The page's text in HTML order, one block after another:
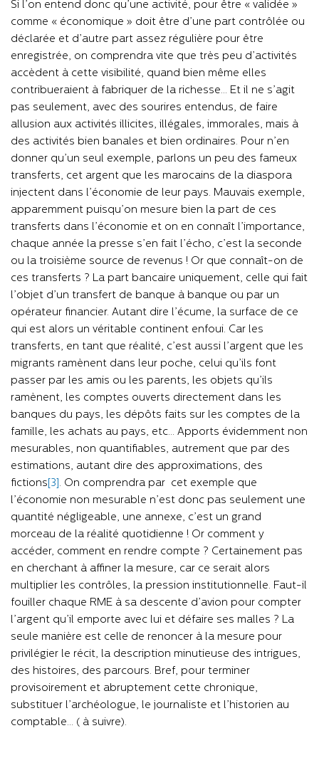
Si l’on entend donc qu’une activité, pour être « validée »
comme « économique » doit être d’une part contrôlée ou
déclarée et d’autre part assez régulière pour être
enregistrée, on comprendra vite que très peu d’activités
accèdent à cette visibilité, quand bien même elles
contribueraient à fabriquer de la richesse… Et il ne s’agit
pas seulement, avec des sourires entendus, de faire
allusion aux activités illicites, illégales, immorales, mais à
des activités bien banales et bien ordinaires. Pour n’en
donner qu’un seul exemple, parlons un peu des fameux
transferts, cet argent que les marocains de la diaspora
injectent dans l’économie de leur pays. Mauvais exemple,
apparemment puisqu’on mesure bien la part de ces
transferts dans l’économie et on en connaît l’importance,
chaque année la presse s’en fait l’écho, c’est la seconde
ou la troisième source de revenus ! Or que connaît-on de
ces transferts ? La part bancaire uniquement, celle qui fait
l’objet d’un transfert de banque à banque ou par un
opérateur financier. Autant dire l’écume, la surface de ce
qui est alors un véritable continent enfoui. Car les
transferts, en tant que réalité, c’est aussi l’argent que les
migrants ramènent dans leur poche, celui qu’ils font
passer par les amis ou les parents, les objets qu’ils
ramènent, les comptes ouverts directement dans les
banques du pays, les dépôts faits sur les comptes de la
famille, les achats au pays, etc… Apports évidemment non
mesurables, non quantifiables, autrement que par des
estimations, autant dire des approximations, des
fictions [3] . On comprendra par cet exemple que
l’économie non mesurable n’est donc pas seulement une
quantité négligeable, une annexe, c’est un grand
morceau de la réalité quotidienne ! Or comment y
accéder, comment en rendre compte ? Certainement pas
en cherchant à affiner la mesure, car ce serait alors
multiplier les contrôles, la pression institutionnelle. Faut-il
fouiller chaque RME à sa descente d’avion pour compter
l’argent qu’il emporte avec lui et défaire ses malles ? La
seule manière est celle de renoncer à la mesure pour
privilégier le récit, la description minutieuse des intrigues,
des histoires, des parcours. Bref, pour terminer
provisoirement et abruptement cette chronique,
substituer l’archéologue, le journaliste et l’historien au
comptable… ( à suivre).